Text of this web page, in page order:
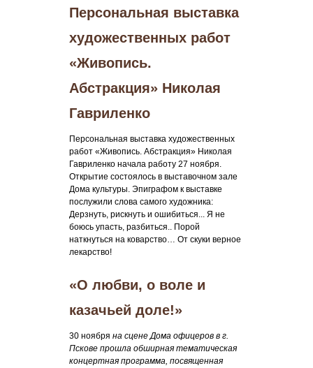
Персональная выставка
художественных работ
«Живопись.
Абстракция» Николая
Гавриленко
Персональная выставка художественных
работ «Живопись. Абстракция» Николая
Гавриленко начала работу 27 ноября.
Открытие состоялось в выставочном зале
Дома культуры. Эпиграфом к выставке
послужили слова самого художника:
Дерзнуть, рискнуть и ошибиться... Я не
боюсь упасть, разбиться.. Порой
наткнуться на коварство… От скуки верное
лекарство!
«О любви, о воле и
казачьей доле!»
30 ноября на сцене Дома офицеров в г.
Пскове прошла обширная тематическая
концертная программа, посвященная